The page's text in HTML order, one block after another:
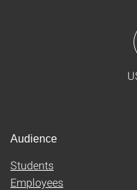
Audience
Students
Employees